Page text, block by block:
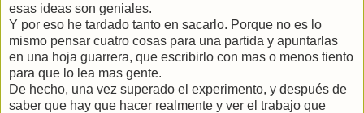
esas ideas son geniales.
Y por eso he tardado tanto en sacarlo. Porque no es lo
mismo pensar cuatro cosas para una partida y apuntarlas
en una hoja guarrera, que escribirlo con mas o menos tiento
para que lo lea mas gente.
De hecho, una vez superado el experimento, y después de
saber que hay que hacer realmente y ver el trabajo que